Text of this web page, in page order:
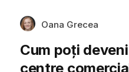
Oana Grecea
Cum poți
centre